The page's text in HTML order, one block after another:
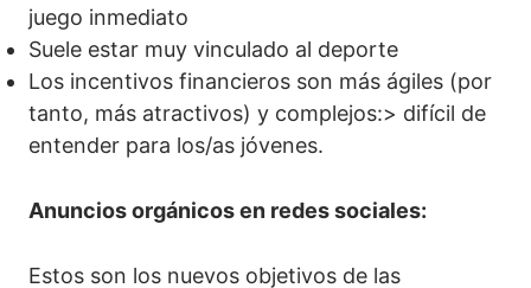
juego inmediato
Suele estar muy vinculado al deporte
Los incentivos financieros son más ágiles (por
tanto, más atractivos) y complejos:> difícil de
entender para los/as jóvenes.
Anuncios orgánicos en redes sociales:
Estos son los nuevos objetivos de las